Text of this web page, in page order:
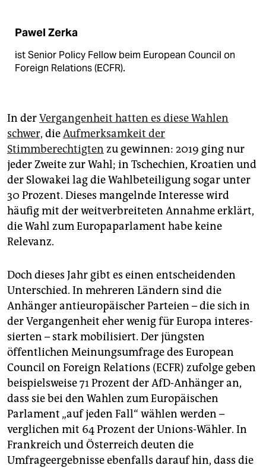
Pawel Zerka
ist Senior Policy Fellow beim European Council on
Foreign Relations (ECFR).
In derVergangenheit hatten es diese Wahlen
schwer, dieAufmerksamkeit der
Stimmberechtigten zu gewinnen: 2019 ging nur
jeder Zweite zur Wahl; in Tschechien, Kroatien und
der Slowakei lag die Wahlbeteiligung sogar unter
30 Prozent. Dieses mangelnde Interesse wird
häufig mit der weitverbreiteten Annahme erklärt,
die Wahl zum Europaparlament habe keine
Relevanz.
Doch dieses Jahr gibt es einen entscheidenden
Unterschied. In mehreren Ländern sind die
Anhänger antieuropäischer Parteien – die sich in
der Vergangenheit eher wenig für Europa in­te­res­
sier­ten – stark mobilisiert. Der jüngsten
öffentlichen Meinungsumfrage des European
Council on ­Foreign Relations (ECFR) zufolge geben
beispielsweise 71 Prozent der AfD-Anhänger an,
dass sie bei den Wahlen zum Europäischen
Parlament „auf jeden Fall“ wählen werden –
verglichen mit 64 Prozent der Unions-Wähler. In
Frankreich und Österreich deuten die
Umfrageergebnisse ebenfalls darauf hin, dass die